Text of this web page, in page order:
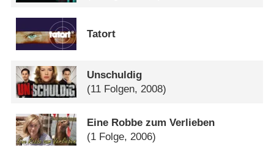
Tatort
Unschuldig
(11 Folgen, 2008)
Eine Robbe zum Verlieben
(1 Folge, 2006)